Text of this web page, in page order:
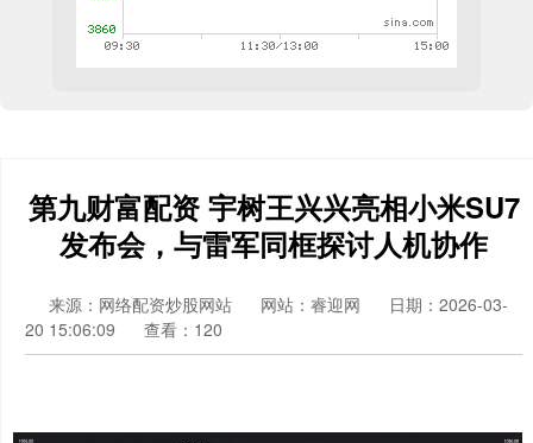
第九财富配资 宇树王兴兴亮相小米SU7
发布会，与雷军同框探讨人机协作
来源：网络配资炒股网站 网站：睿迎网
日期：2026-03-
20 15:06:09
查看：120